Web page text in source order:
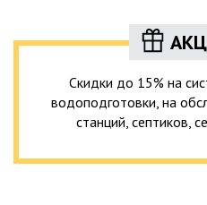
Скидки до 15% на
водоподготовки, на
станций, септиков,